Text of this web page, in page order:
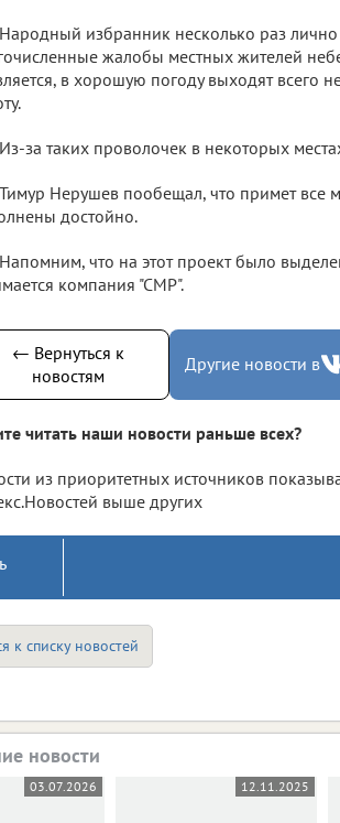
Народный избранник несколько раз
жалобы местных жителей
в хорошую погоду выходят всего
Из-за таких проволочек в некоторых
Тимур Нерушев пообещал, что примет все
достойно.
Напомним, что на этот проект было
компания "СМР".
← Вернуться к
новостям
Другие новости в
читать наши новости раньше всех?
из приоритетных источников
выше других
к списку новостей
новости
03.07.2026 12.11.2025